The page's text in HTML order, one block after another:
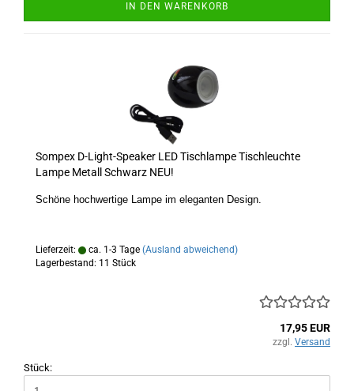
IN DEN WARENKORB
Sompex D-Light-Speaker LED Tischlampe Tischleuchte
Lampe Metall Schwarz NEU!
Schöne hochwertige Lampe im eleganten Design.
Lieferzeit: ca. 1-3 Tage (Ausland abweichend)
Lagerbestand: 11 Stück
17,95 EUR
zzgl. Versand
Stück: